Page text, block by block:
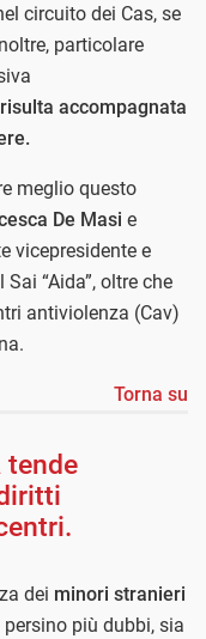
circuito dei Cas, se
particolare
accompagnata
meglio questo
De Masi e
vicepresidente e
Sai “Aida”, oltre che
antiviolenza (Cav)
Torna su
tende
dei minori stranieri
più dubbi, sia